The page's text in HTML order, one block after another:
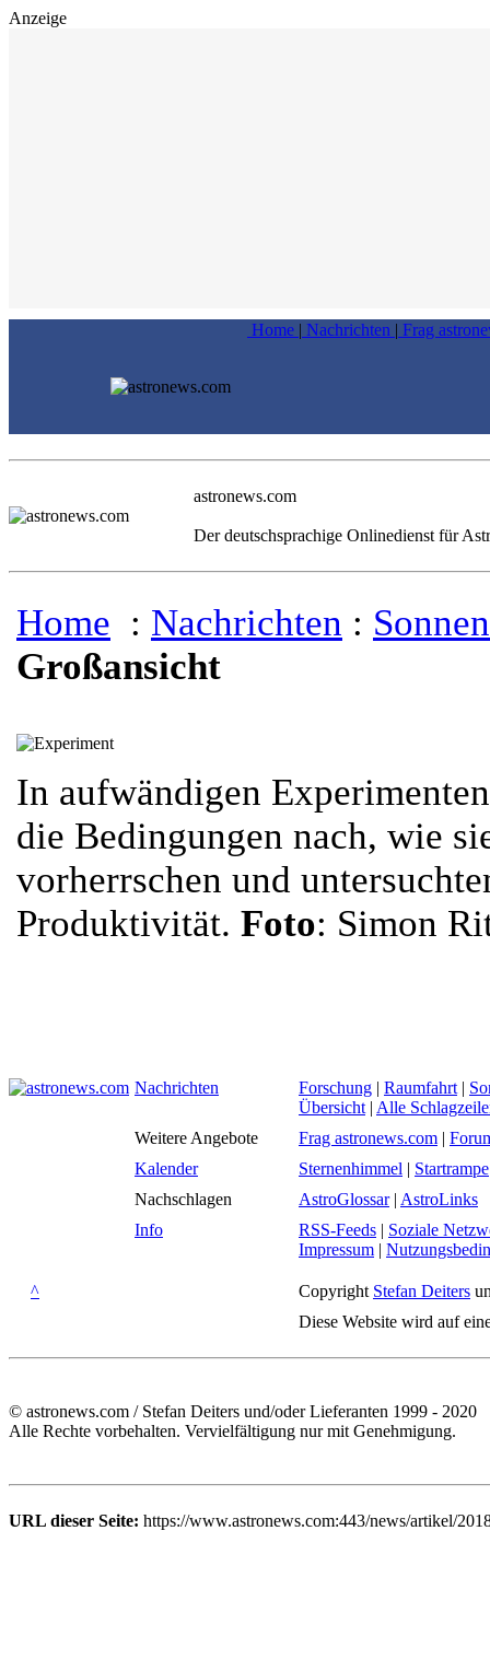
Anzeige
Home | Nachrichten | Frag
astronews.com
Der deutschsprachige Onlinedienst für
Home : Nachrichten :
Großansicht
In aufwändigen
die Bedingungen nach, wie
vorherrschen und
Produktivität. Foto: Simon
Nachrichten Forschung | Raumfahrt |
Übersicht | Alle
Weitere Angebote
Frag astronews.com |
Kalender
Sternenhimmel | Startrampe
Nachschlagen
AstroGlossar| AstroLinks
Info
RSS-Feeds | Soziale
Impressum |
^ Copyright Stefan Deiters
Diese Website wird auf
© astronews.com / Stefan Deiters und/oder Lieferanten 1999 - 2020
Alle Rechte vorbehalten. Vervielfältigung nur mit Genehmigung.
URL dieser Seite: https://www.astronews.com:443/news/artikel/